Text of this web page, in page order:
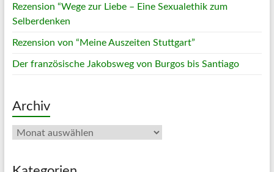
Rezension “Wege zur Liebe – Eine Sexualethik zum
Selberdenken
Rezension von “Meine Auszeiten Stuttgart”
Der französische Jakobsweg von Burgos bis Santiago
Archiv
Archiv